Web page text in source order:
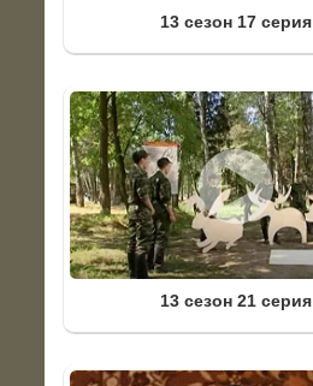
13 сезон 17 серия
13 сезон 21 серия